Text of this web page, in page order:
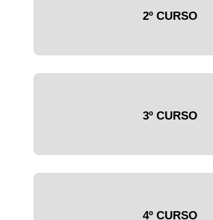
2º CURSO
3º CURSO
4º CURSO